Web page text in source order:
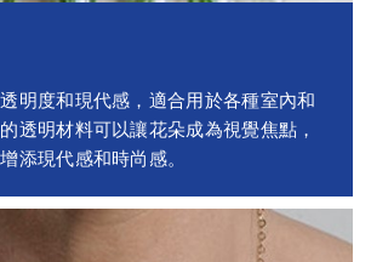
明度和現代感，適合用於各種室內和
透明材料可以讓花朵成為視覺焦點，
添現代感和時尚感。